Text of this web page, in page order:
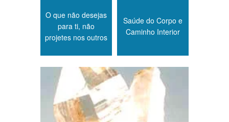
O que não desejas
para ti, não
projetes nos outros
Saúde do Corpo e
Caminho Interior